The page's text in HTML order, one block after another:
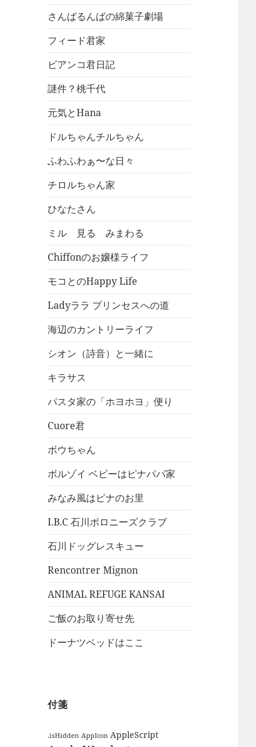
さんばるんばの綿菓子劇場
フィード君家
ビアンコ君日記
謎件？桃千代
元気とHana
ドルちゃんチルちゃん
ふわふわぁ〜な日々
チロルちゃん家
ひなたさん
ミル 見る みまわる
Chiffonのお嬢様ライフ
モコとのHappy Life
Ladyララ プリンセスへの道
海辺のカントリーライフ
シオン（詩音）と一緒に
キラサス
パスタ家の「ホヨホヨ」便り
Cuore君
ボウちゃん
ボルゾイ ベビーはピナパパ家
みなみ風はピナのお里
I.B.C 石川ボロニーズクラブ
石川ドッグレスキュー
Rencontrer Mignon
ANIMAL REFUGE KANSAI
ご飯のお取り寄せ先
ドーナツベッドはここ
付箋
.isHidden AppIcon AppleScript